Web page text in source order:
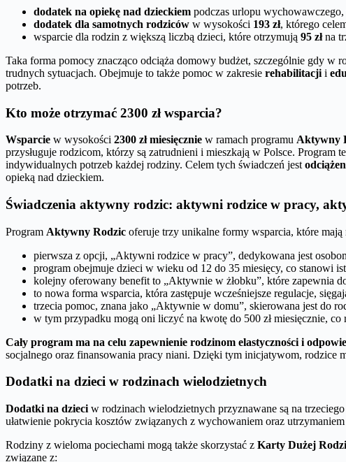
dodatek na opiekę nad dzieckiem podczas urlopu
dodatek dla samotnych rodziców w wysokości 193 zł, którego
wsparcie dla rodzin z większą liczbą dzieci, które otrzymują 95 złna
Taka forma pomocy znacząco odciąża domowy budżet, szczególnie gdy w
trudnych sytuacjach. Obejmuje to także pomoc w zakresie rehabilitacji i
potrzeb.
Kto może otrzymać 2300 zł wsparcia?
Wsparcie w wysokości 2300 zł miesięcznie w ramach programu Aktywny
przysługuje rodzicom, którzy są zatrudnieni i mieszkają w Polsce. Program
indywidualnych potrzeb każdej rodziny. Celem tych świadczeń jest
opieką nad dzieckiem.
Świadczenia aktywny rodzic: aktywni rodzice w pracy,
Program Aktywny Rodzic oferuje trzy unikalne formy wsparcia, które
pierwsza z opcji, „Aktywni rodzice w pracy”, dedykowana jest
program obejmuje dzieci w wieku od 12 do 35 miesięcy, co stanowi
kolejny oferowany benefit to „Aktywnie w żłobku”, które zapewnia
to nowa forma wsparcia, która zastępuje wcześniejsze regulacje,
trzecia pomoc, znana jako „Aktywnie w domu”, skierowana jest do
w tym przypadku mogą oni liczyć na kwotę do 500 zł miesięcznie,
Cały program ma na celu zapewnienie rodzinom elastyczności i
socjalnego oraz finansowania pracy niani. Dzięki tym inicjatywom, rodzice
Dodatki na dzieci w rodzinach wielodzietnych
Dodatki na dzieci w rodzinach wielodzietnych przyznawane są na
ułatwienie pokrycia kosztów związanych z wychowaniem oraz
Rodziny z wieloma pociechami mogą także skorzystać z Karty Dużej
związane z: